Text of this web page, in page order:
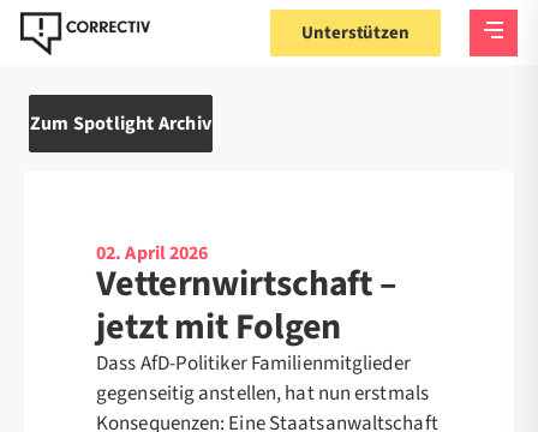
Unterstützen
Zum Spotlight Archiv
02. April 2026
Vetternwirtschaft –
jetzt mit Folgen
Dass AfD-Politiker Familienmitglieder
gegenseitig anstellen, hat nun erstmals
Konsequenzen: Eine Staatsanwaltschaft